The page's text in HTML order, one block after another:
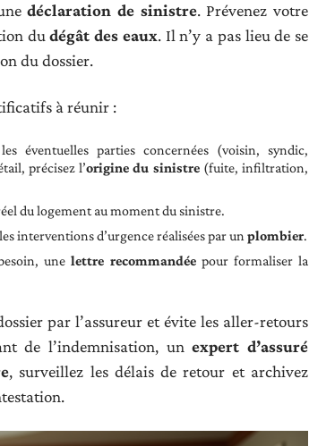
déclaration de sinistre. Prévenez votre
dudégât des eaux. Il n’y a pas lieu de se
du dossier.
à réunir :
éventuelles parties concernées (voisin, syndic,
précisez l’origine du sinistre(fuite, infiltration,
du logement au moment du sinistre.
interventions d’urgence réalisées par un plombier.
unelettre recommandéepour formaliser la
par l’assureur et évite les aller-retours
de l’indemnisation, unexpert d’assuré
, surveillez les délais de retour et archivez